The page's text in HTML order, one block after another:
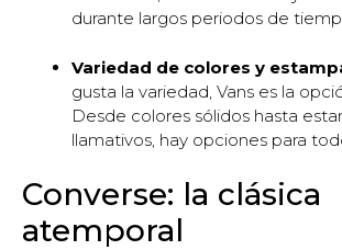
durante largos periodos de
Variedad de colores y
gusta la variedad, Vans es la
Desde colores sólidos hasta
llamativos, hay opciones para
Converse: la clásica
atemporal